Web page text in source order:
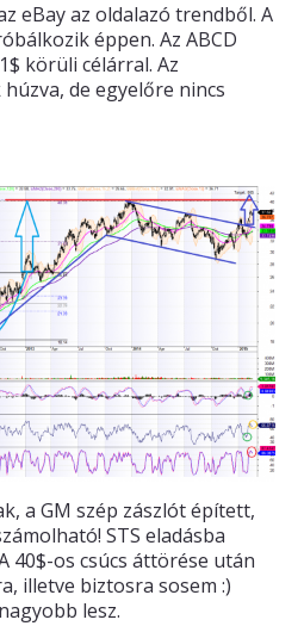
eBay az oldalazó trendből. A
éppen. Az ABCD
körüli célárral. Az
de egyelőre nincs
a GM szép zászlót épített,
STS eladásba
40$-os csúcs áttörése után
illetve biztosra sosem :)
lesz.